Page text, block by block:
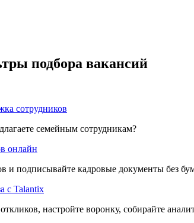
подбора вакансий
сотрудников
семейным сотрудникам?
онлайн
и подписывайте кадровые документы без
с Talantix
настройте воронку, собирайте